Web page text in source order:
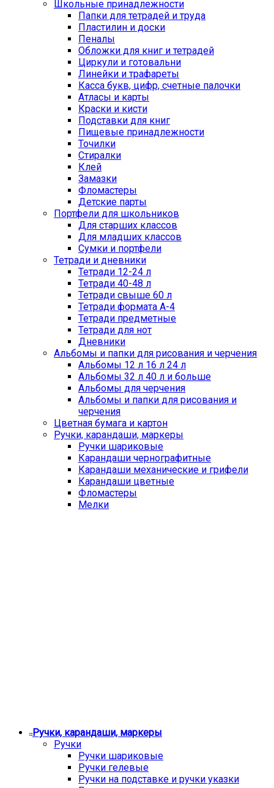
Школьные принадлежности
Папки для тетрадей и труда
Пластилин и доски
Пеналы
Обложки для книг и тетрадей
Циркули и готовальни
Линейки и трафареты
Касса букв, цифр, счетные палочки
Атласы и карты
Краски и кисти
Подставки для книг
Пищевые принадлежности
Точилки
Стиралки
Клей
Замазки
Фломастеры
Детские парты
Портфели для школьников
Для старших классов
Для младших классов
Сумки и портфели
Тетради и дневники
Тетради 12-24 л
Тетради 40-48 л
Тетради свыше 60 л
Тетради формата А-4
Тетради предметные
Тетради для нот
Дневники
Альбомы и папки для рисования и черчения
Альбомы 12 л 16 л 24 л
Альбомы 32 л 40 л и больше
Альбомы для черчения
Альбомы и папки для рисования и
черчения
Цветная бумага и картон
Ручки, карандаши, маркеры
Ручки шариковые
Карандаши чернографитные
Карандаши механические и грифели
Карандаши цветные
Фломастеры
Мелки
Ручки, карандаши, маркеры
Ручки
Ручки шариковые
Ручки гелевые
Ручки на подставке и ручки указки